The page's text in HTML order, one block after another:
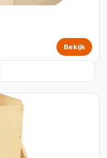
Bekijk